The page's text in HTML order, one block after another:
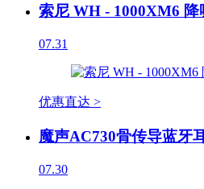
索尼 WH - 1000XM6 降
07.31
优惠直达 >
魔声AC730骨传导蓝牙
07.30